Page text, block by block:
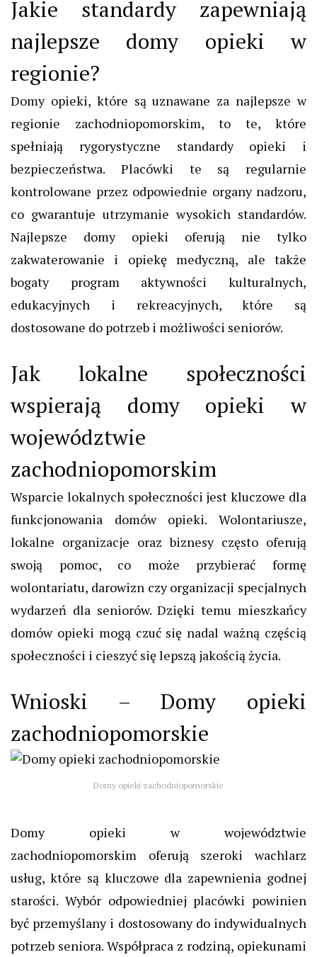
Jakie standardy zapewniają
najlepsze domy opieki w
regionie?
Domy opieki, które są uznawane za najlepsze w
regionie zachodniopomorskim, to te, które
spełniają rygorystyczne standardy opieki i
bezpieczeństwa. Placówki te są regularnie
kontrolowane przez odpowiednie organy nadzoru,
co gwarantuje utrzymanie wysokich standardów.
Najlepsze domy opieki oferują nie tylko
zakwaterowanie i opiekę medyczną, ale także
bogaty program aktywności kulturalnych,
edukacyjnych i rekreacyjnych, które są
dostosowane do potrzeb i możliwości seniorów.
Jak lokalne społeczności
wspierają domy opieki w
województwie
zachodniopomorskim
Wsparcie lokalnych społeczności jest kluczowe dla
funkcjonowania domów opieki. Wolontariusze,
lokalne organizacje oraz biznesy często oferują
swoją pomoc, co może przybierać formę
wolontariatu, darowizn czy organizacji specjalnych
wydarzeń dla seniorów. Dzięki temu mieszkańcy
domów opieki mogą czuć się nadal ważną częścią
społeczności i cieszyć się lepszą jakością życia.
Wnioski – Domy opieki
zachodniopomorskie
Domy opieki zachodniopomorskie
Domy opieki w województwie
zachodniopomorskim oferują szeroki wachlarz
usług, które są kluczowe dla zapewnienia godnej
starości. Wybór odpowiedniej placówki powinien
być przemyślany i dostosowany do indywidualnych
potrzeb seniora. Współpraca z rodziną, opiekunami